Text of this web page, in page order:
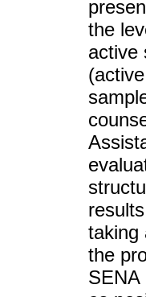
the
active
taking
the
SENA